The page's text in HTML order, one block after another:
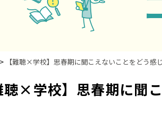
> 【難聴×学校】思春期に聞こえないことをどう感
聴×学校】思春期に聞